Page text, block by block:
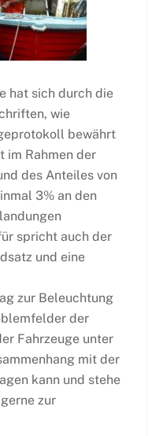
hat sich durch die
wie
bewährt
im Rahmen der
des Anteiles von
3% an den
spricht auch der
und eine
zur Beleuchtung
der
Fahrzeuge unter
mit der
kann und stehe
zur